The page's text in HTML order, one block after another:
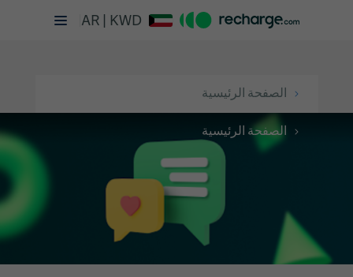
AR | KWD
الصفحة الرئيسية
الصفحة الرئيسية